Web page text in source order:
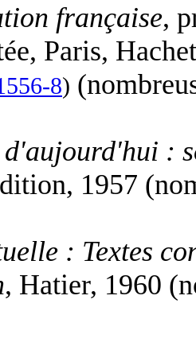
française,
Paris,
8)
:
1957
: Textes
, Hatier, 1960